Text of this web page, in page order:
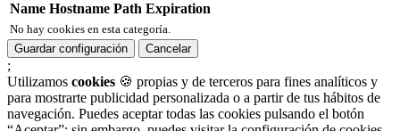
Name Hostname Path Expiration
No hay cookies en esta categoría.
Guardar configuración
Cancelar
;
Utilizamos cookies 🍪 propias y de terceros para fines analíticos y
para mostrarte publicidad personalizada o a partir de tus hábitos de
navegación. Puedes aceptar todas las cookies pulsando el botón